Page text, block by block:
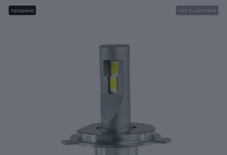
продано нет в наличии